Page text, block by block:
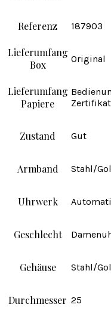
Referenz 187903
Lieferumfang
Box
Original
Lieferumfang
Papiere
Zertifikat
Zustand Gut
Armband Stahl/
Uhrwerk
Geschlecht
Gehäuse Stahl/
Durchmesser 25